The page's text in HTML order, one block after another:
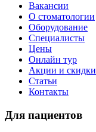
Вакансии
О стоматологии
Оборудование
Специалисты
Цены
Онлайн тур
Акции и скидки
Статьи
Контакты
Для пациентов